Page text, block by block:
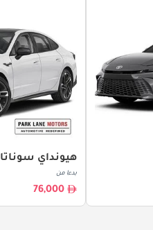
هيونداي سوناتا
بدءا من
76,000